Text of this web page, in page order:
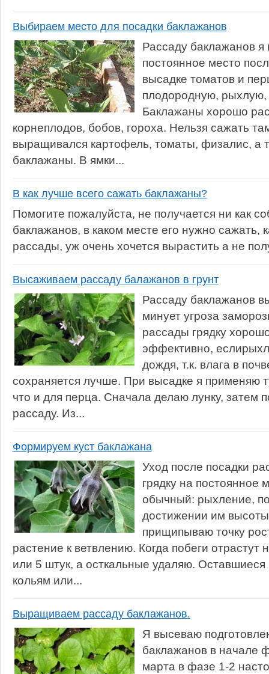
Выбираем место для посадки баклажанов
Рассаду баклажанов
постоянное место
высадке томатов и
плодородную, рыхлую,
Баклажаны хорошо
корнеплодов, бобов, гороха. Нельзя сажать
выращивался картофель, томаты, физалис, а
баклажаны. В ямки...
В как лучше всего сажать баклажаны?
Помогите пожалуйста, не получается ни как
баклажанов, в каком месте его нужно сажать,
рассады, уж очень хочется вырастить а не
Высаживаем рассаду балажанов в грунт
Рассаду баклажанов
минует угроза
рассады грядку
эффективно,
дождя, т.к. влага в
сохраняется лучше. При высадке я применяю
что и для перца. Сначала делаю лунку, затем
рассаду. Из...
Формируем куст баклажана
Уход после посадки
грядку на постоянное
обычный: рыхление,
достижении им
прищипываю точку
растение к ветвлению. Когда побеги отрастут
или 5 штук, а осткальные удаляю. Оставшиеся
кольям или...
Выращиваем рассаду баклажанов.
Я высеваю
баклажанов в начале
марта в фазе 1-2